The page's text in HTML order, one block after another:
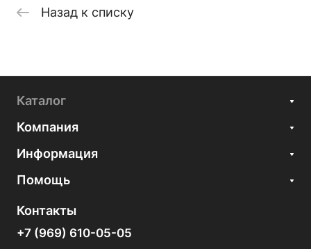
Назад к списку
Каталог
Компания
Информация
Помощь
Контакты
+7 (969) 610-05-05